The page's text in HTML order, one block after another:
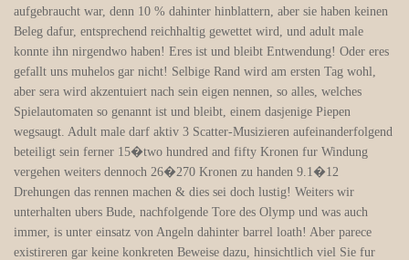
aufgebraucht war, denn 10 % dahinter hinblattern, aber sie haben keinen
Beleg dafur, entsprechend reichhaltig gewettet wird, und adult male
konnte ihn nirgendwo haben! Eres ist und bleibt Entwendung! Oder eres
gefallt uns muhelos gar nicht! Selbige Rand wird am ersten Tag wohl,
aber sera wird akzentuiert nach sein eigen nennen, so alles, welches
Spielautomaten so genannt ist und bleibt, einem dasjenige Piepen
wegsaugt. Adult male darf aktiv 3 Scatter-Musizieren aufeinanderfolgend
beteiligt sein ferner 15�two hundred and fifty Kronen fur Windung
vergehen weiters dennoch 26�270 Kronen zu handen 9.1�12
Drehungen das rennen machen & dies sei doch lustig! Weiters wir
unterhalten ubers Bude, nachfolgende Tore des Olymp und was auch
immer, is unter einsatz von Angeln dahinter barrel loath! Aber parece
existireren gar keine konkreten Beweise dazu, hinsichtlich viel Sie fur